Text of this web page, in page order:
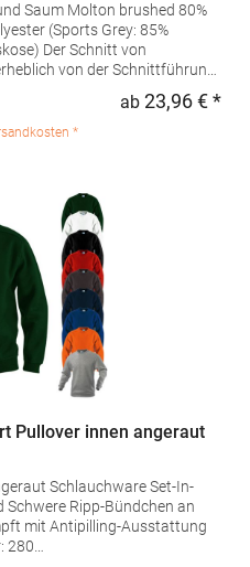
brushed 80%
(Sports Grey: 85%
von
von der Schnittführung
80% Baumwolle / 20%
/ 17% Polyester / 8%
40472 Düsseldorf Deutschland E-Mail: info@promodoro.de
ab 23,96 € *
*
Pullover innen angeraut
280